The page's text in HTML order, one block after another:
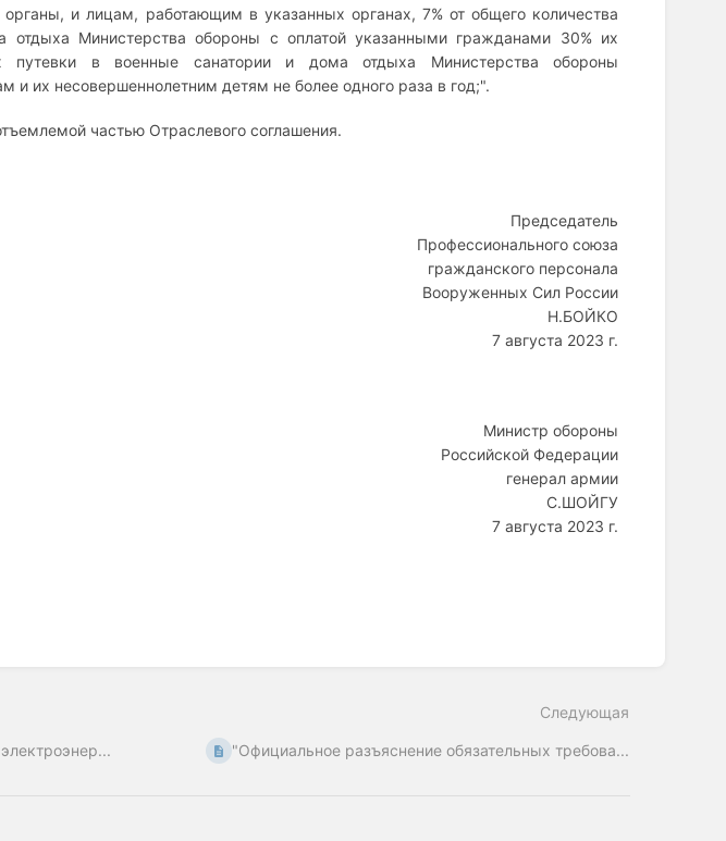
и лицам, работающим в указанных органах, 7% от общего количества
отдыха Министерства обороны с оплатой указанными гражданами 30% их
путевки в военные санатории и дома отдыха Министерства обороны
и их несовершеннолетним детям не более одного раза в год;".
частью Отраслевого соглашения.
Председатель
Профессионального союза
гражданского персонала
Вооруженных Сил России
Н.БОЙКО
7 августа 2023 г.
Министр обороны
Российской Федерации
генерал армии
С.ШОЙГУ
7 августа 2023 г.
Следующая
"Официальное разъяснение обязательных требова...